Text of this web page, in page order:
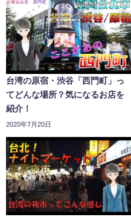
台湾の原宿・渋谷「西門町」っ
てどんな場所？気になるお店を
紹介！
2020年7月20日